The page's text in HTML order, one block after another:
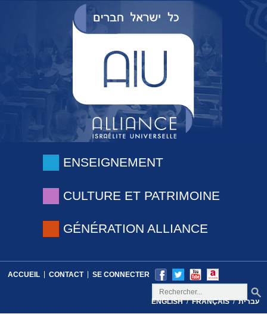
ENSEIGNEMENT
CULTURE ET PATRIMOINE
GÉNÉRATION ALLIANCE
ACCUEIL | CONTACT | SE CONNECTER
ENGLISH / FRANÇAIS / עברית